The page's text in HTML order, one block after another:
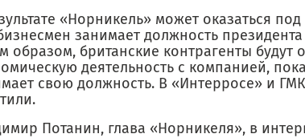
«Норникель» может оказаться
занимает должность
образом, британские контрагенты будут
деятельность с компанией,
свою должность. В «Интерросе» и
Потанин, глава «Норникеля», в